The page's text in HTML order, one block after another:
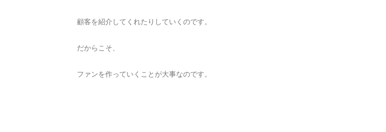
顧客を紹介してくれたりしていくのです。
だからこそ、
ファンを作っていくことが大事なのです。